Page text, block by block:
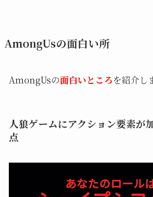
AmongUsの面白い所
AmongUsの面白いところを紹介し
人狼ゲームにアクション要素が
点